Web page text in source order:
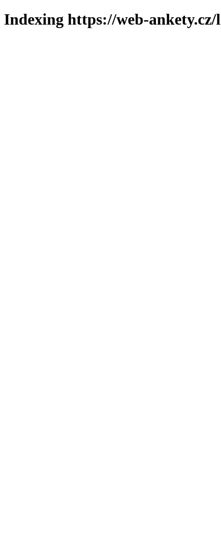
Indexing https://web-